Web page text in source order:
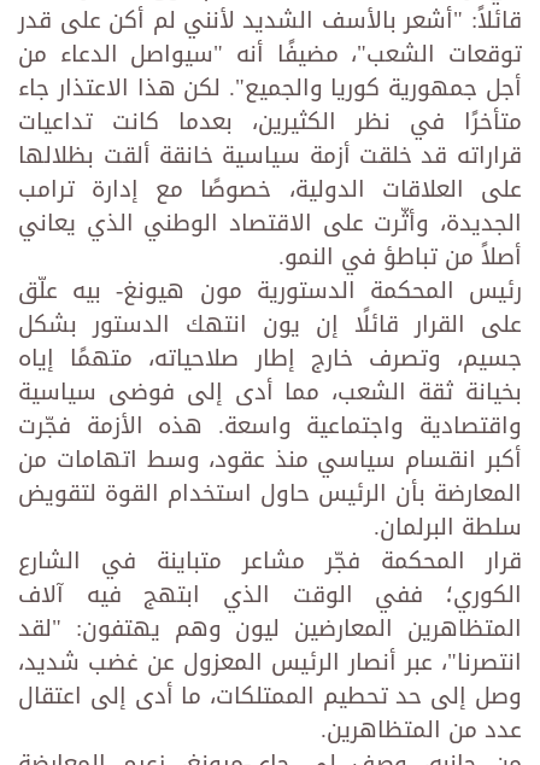
قائلاً: "أشعر بالأسف الشديد لأنني لم أكن على قدر
توقعات الشعب"، مضيفًا أنه "سيواصل الدعاء من
أجل جمهورية كوريا والجميع". لكن هذا الاعتذار جاء
متأخرًا في نظر الكثيرين، بعدما كانت تداعيات
قراراته قد خلقت أزمة سياسية خانقة ألقت بظلالها
على العلاقات الدولية، خصوصًا مع إدارة ترامب
الجديدة، وأثّرت على الاقتصاد الوطني الذي يعاني
أصلاً من تباطؤ في النمو.
رئيس المحكمة الدستورية مون هيونغ- بيه علّق
على القرار قائلًا إن يون انتهك الدستور بشكل
جسيم، وتصرف خارج إطار صلاحياته، متهمًا إياه
بخيانة ثقة الشعب، مما أدى إلى فوضى سياسية
واقتصادية واجتماعية واسعة. هذه الأزمة فجّرت
أكبر انقسام سياسي منذ عقود، وسط اتهامات من
المعارضة بأن الرئيس حاول استخدام القوة لتقويض
سلطة البرلمان.
قرار المحكمة فجّر مشاعر متباينة في الشارع
الكوري؛ ففي الوقت الذي ابتهج فيه آلاف
المتظاهرين المعارضين ليون وهم يهتفون: "لقد
انتصرنا"، عبر أنصار الرئيس المعزول عن غضب شديد،
وصل إلى حد تحطيم الممتلكات، ما أدى إلى اعتقال
عدد من المتظاهرين.